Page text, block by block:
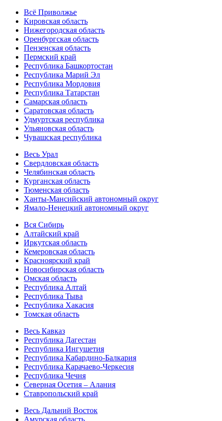
Всё Приволжье
Кировская область
Нижегородская область
Оренбургская область
Пензенская область
Пермский край
Республика Башкортостан
Республика Марий Эл
Республика Мордовия
Республика Татарстан
Самарская область
Саратовская область
Удмуртская республика
Ульяновская область
Чувашская республика
Весь Урал
Свердловская область
Челябинская область
Курганская область
Тюменская область
Ханты-Мансийский автономный округ
Ямало-Ненецкий автономный округ
Вся Сибирь
Алтайский край
Иркутская область
Кемеровская область
Красноярский край
Новосибирская область
Омская область
Республика Алтай
Республика Тыва
Республика Хакасия
Томская область
Весь Кавказ
Республика Дагестан
Республика Ингушетия
Республика Кабардино-Балкария
Республика Карачаево-Черкесия
Республика Чечня
Северная Осетия – Алания
Ставропольский край
Весь Дальний Восток
Амурская область